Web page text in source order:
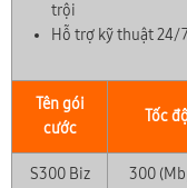
trội
Hỗ trợ kỹ thuật 24/
Tên gói
cước
Tốc
S300 Biz 300